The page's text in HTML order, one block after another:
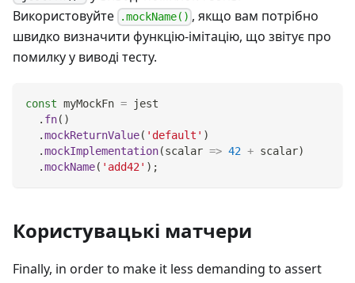
Використовуйте
.mockName() , якщо вам потрібно
швидко визначити функцію-імітацію, що звітує про
помилку у виводі тесту.
const myMockFn = jest
. fn( )
.mockReturnValue( 'default' )
.mockImplementation(scalar => 42 + scalar)
.mockName( 'add42' ) ;
Користувацькі матчери
Finally, in order to make it less demanding to assert